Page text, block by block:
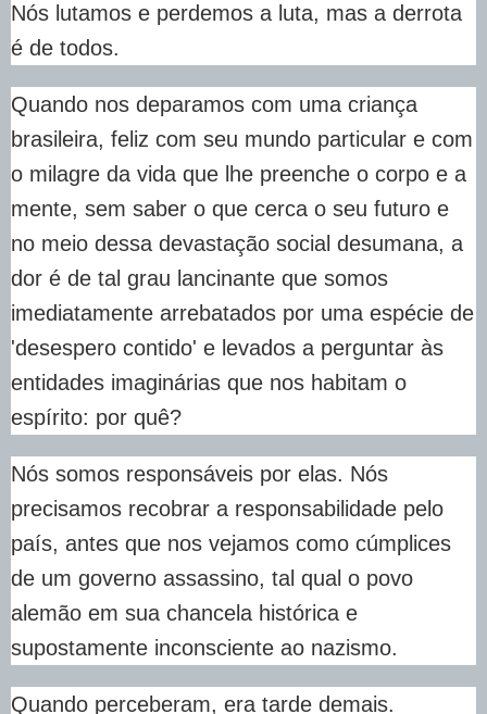
Nós lutamos e perdemos a luta, mas a derrota
é de todos.
Quando nos deparamos com uma criança
brasileira, feliz com seu mundo particular e com
o milagre da vida que lhe preenche o corpo e a
mente, sem saber o que cerca o seu futuro e
no meio dessa devastação social desumana, a
dor é de tal grau lancinante que somos
imediatamente arrebatados por uma espécie de
'desespero contido' e levados a perguntar às
entidades imaginárias que nos habitam o
espírito: por quê?
Nós somos responsáveis por elas. Nós
precisamos recobrar a responsabilidade pelo
país, antes que nos vejamos como cúmplices
de um governo assassino, tal qual o povo
alemão em sua chancela histórica e
supostamente inconsciente ao nazismo.
Quando perceberam, era tarde demais.